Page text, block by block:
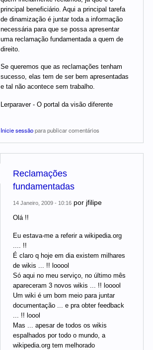
principal beneficiário. Aqui a principal tarefa
de dinamização é juntar toda a informação
necessária para que se possa apresentar
uma reclamação fundamentada a quem de
direito.
Se queremos que as reclamações tenham
sucesso, elas tem de ser bem apresentadas
e tal não acontece sem trabalho.
Lerparaver - O portal da visão diferente
Inicie sessãopara publicar comentários
Reclamações
fundamentadas
14 Janeiro, 2009 - 10:16 por jfilipe
Olá !!
Eu estava-me a referir a wikipedia.org
.... !!
É claro q hoje em dia existem milhares
de wikis ... !! looool
Só aqui no meu serviço, no último mês
apareceram 3 novos wikis ... !! looool
Um wiki é um bom meio para juntar
documentação ... e pra obter feedback
... !! loool
Mas ... apesar de todos os wikis
espalhados por todo o mundo, a
wikipedia.org tem melhorado